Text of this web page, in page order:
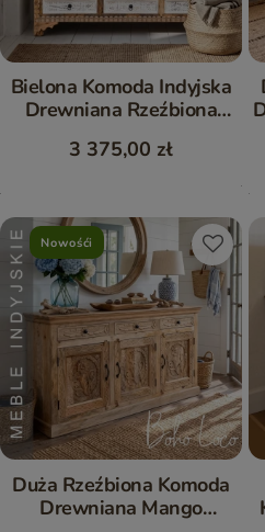
Bielona Komoda Indyjska
Drewniana Rzeźbiona
3 375,00 zł
Duża Rzeźbiona Komoda
Drewniana Mango
Nowośći